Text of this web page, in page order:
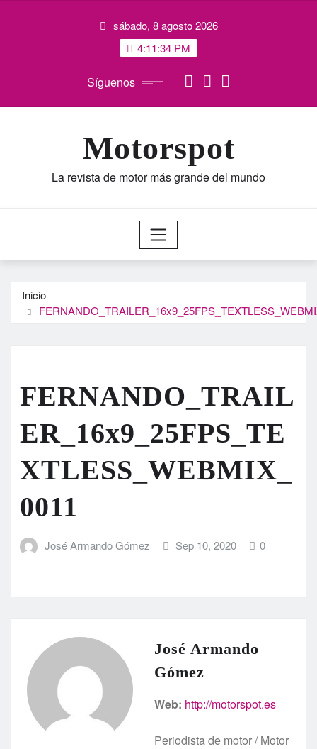
sábado, 8 agosto 2026
4:11:35 PM
Síguenos
Motorspot
La revista de motor más grande del mundo
Inicio
FERNANDO_TRAIL
ER_16x9_25FPS_TE
XTLESS_WEBMIX_
0011
José Armando Gómez Sep 10, 2020 0
José Armando
Gómez
Web: http://motorspot.es
Periodista de motor / Motor